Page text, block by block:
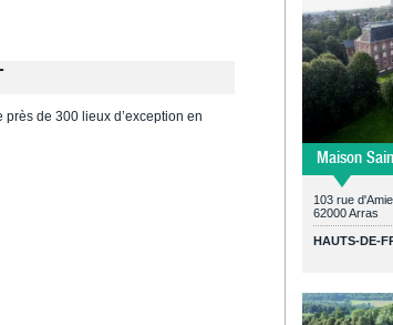
de 300 lieux d’exception en
Maison
103 rue
62000 Arras
HAUTS-DE-